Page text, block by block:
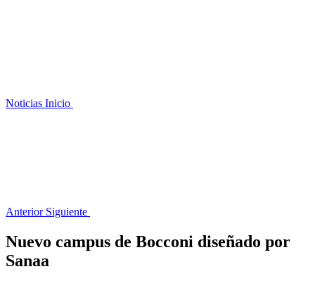
Noticias Inicio
Anterior Siguiente
Nuevo campus de Bocconi diseñado por
Sanaa